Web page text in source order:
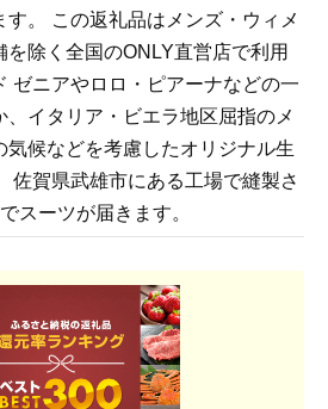
。 この返礼品はメンズ・ウィメ
を除く全国のONLY直営店で利用
ゼニアやロロ・ピアーナなどの一
イタリア・ビエラ地区屈指のメ
気候などを考慮したオリジナル生
佐賀県武雄市にある工場で縫製さ
スーツが届きます。